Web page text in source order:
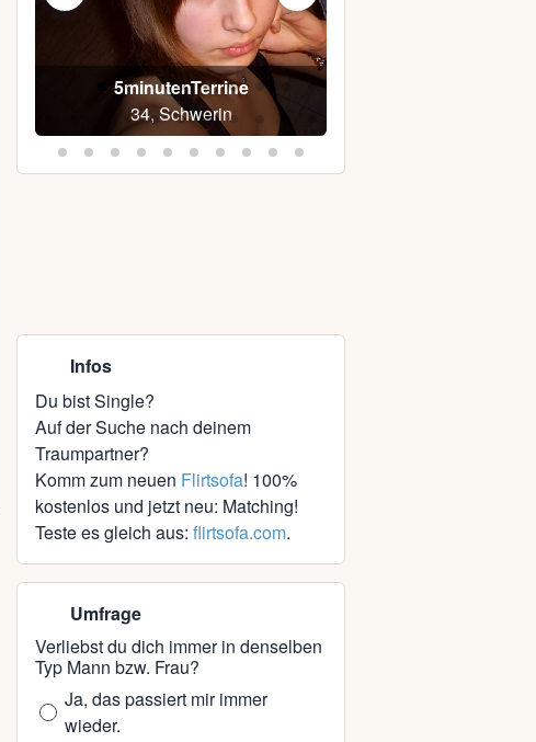
5minutenTerrine
34, Schwerin
Infos
Du bist Single?
Auf der Suche nach deinem
Traumpartner?
Komm zum neuen Flirtsofa! 100%
kostenlos und jetzt neu: Matching!
Teste es gleich aus: flirtsofa.com.
Umfrage
Verliebst du dich immer in denselben
Typ Mann bzw. Frau?
Ja, das passiert mir immer
wieder.